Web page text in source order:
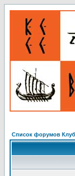
Список форумов Клуб